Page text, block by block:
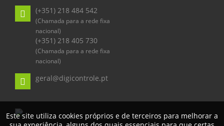
(+351) 218 484 542
(Chamada para a rede fixa
nacional)
(+351) 218 405 730
(Chamada para a rede fixa
nacional)
geral@digicontrole.pt
Este site utiliza cookies próprios e de terceiros para melhorar a